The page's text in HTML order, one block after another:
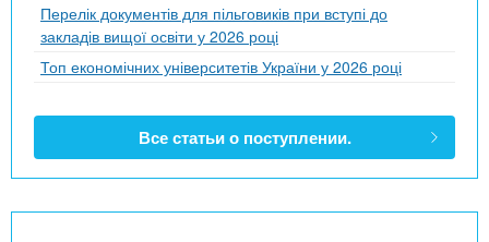
Перелік документів для пільговиків при вступі до
закладів вищої освіти у 2026 році
Топ економічних університетів України у 2026 році
Все статьи о поступлении.